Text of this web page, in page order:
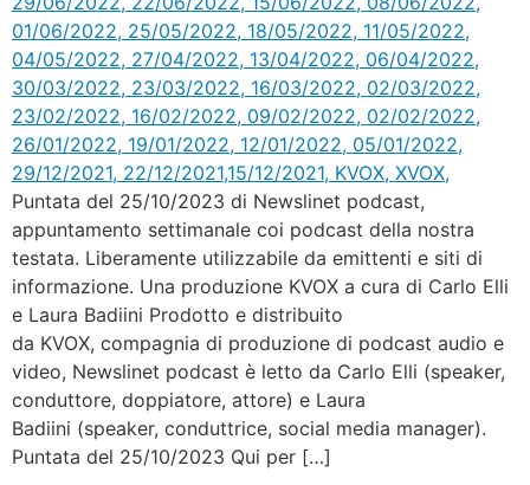
Puntata del 25/10/2023 di Newslinet podcast,
appuntamento settimanale coi podcast della nostra
testata. Liberamente utilizzabile da emittenti e siti di
informazione. Una produzione KVOX a cura di Carlo Elli
e Laura Badiini Prodotto e distribuito
da KVOX, compagnia di produzione di podcast audio e
video, Newslinet podcast è letto da Carlo Elli (speaker,
conduttore, doppiatore, attore) e Laura
Badiini (speaker, conduttrice, social media manager).
Puntata del 25/10/2023 Qui per […]